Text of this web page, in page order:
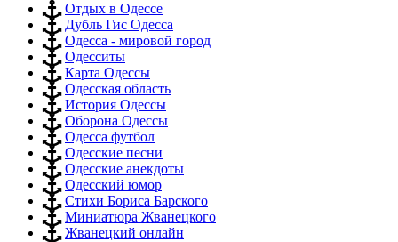
Отдых в Одессе
Дубль Гис Одесса
Одесса - мировой город
Одесситы
Карта Одессы
Одесская область
История Одессы
Оборона Одессы
Одесса футбол
Одесские песни
Одесские анекдоты
Одесский юмор
Стихи Бориса Барского
Миниатюра Жванецкого
Жванецкий онлайн